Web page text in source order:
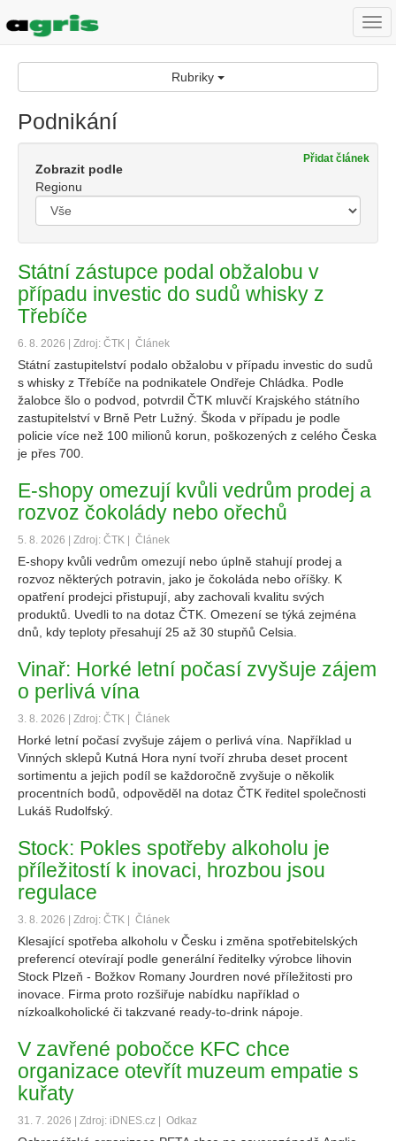
Rubriky
Podnikání
Přidat článek
Zobrazit podle
Regionu
Státní zástupce podal obžalobu v
případu investic do sudů whisky z
Třebíče
6. 8. 2026 | Zdroj: ČTK | Článek
Státní zastupitelství podalo obžalobu v případu investic do sudů
s whisky z Třebíče na podnikatele Ondřeje Chládka. Podle
žalobce šlo o podvod, potvrdil ČTK mluvčí Krajského státního
zastupitelství v Brně Petr Lužný. Škoda v případu je podle
policie více než 100 milionů korun, poškozených z celého Česka
je přes 700.
E-shopy omezují kvůli vedrům prodej a
rozvoz čokolády nebo ořechů
5. 8. 2026 | Zdroj: ČTK | Článek
E-shopy kvůli vedrům omezují nebo úplně stahují prodej a
rozvoz některých potravin, jako je čokoláda nebo oříšky. K
opatření prodejci přistupují, aby zachovali kvalitu svých
produktů. Uvedli to na dotaz ČTK. Omezení se týká zejména
dnů, kdy teploty přesahují 25 až 30 stupňů Celsia.
Vinař: Horké letní počasí zvyšuje zájem
o perlivá vína
3. 8. 2026 | Zdroj: ČTK | Článek
Horké letní počasí zvyšuje zájem o perlivá vína. Například u
Vinných sklepů Kutná Hora nyní tvoří zhruba deset procent
sortimentu a jejich podíl se každoročně zvyšuje o několik
procentních bodů, odpověděl na dotaz ČTK ředitel společnosti
Lukáš Rudolfský.
Stock: Pokles spotřeby alkoholu je
příležitostí k inovaci, hrozbou jsou
regulace
3. 8. 2026 | Zdroj: ČTK | Článek
Klesající spotřeba alkoholu v Česku i změna spotřebitelských
preferencí otevírají podle generální ředitelky výrobce lihovin
Stock Plzeň - Božkov Romany Jourdren nové příležitosti pro
inovace. Firma proto rozšiřuje nabídku například o
nízkoalkoholické či takzvané ready-to-drink nápoje.
V zavřené pobočce KFC chce
organizace otevřít muzeum empatie s
kuřaty
31. 7. 2026 | Zdroj: iDNES.cz | Odkaz